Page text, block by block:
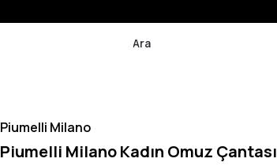
Piumelli Milano
Piumelli Milano Kadın Omuz Çantası